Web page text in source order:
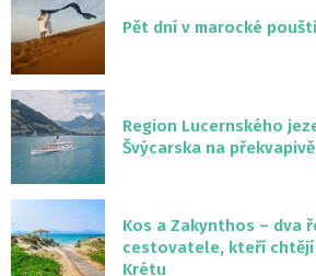
Pět dní v marocké poušti
Region Lucernského
Švýcarska na
Kos a Zakynthos – dva
cestovatele, kteří chtějí
Krétu